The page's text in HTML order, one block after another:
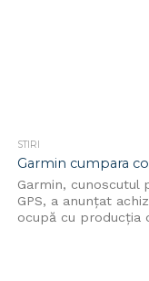
STIRI
Garmin cumpara
Garmin, cunoscutul
GPS, a anunțat
ocupă cu producția